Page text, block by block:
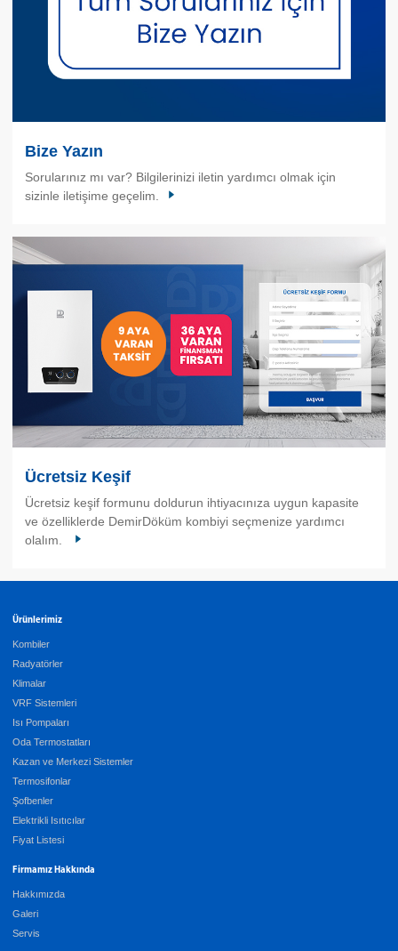
Bize Yazın
Sorularınız mı var? Bilgilerinizi iletin yardımcı olmak için
sizinle iletişime geçelim.
Ücretsiz Keşif
Ücretsiz keşif formunu doldurun ihtiyacınıza uygun kapasite
ve özelliklerde DemirDöküm kombiyi seçmenize yardımcı
olalım.
Ürünlerimiz
Kombiler
Radyatörler
Klimalar
VRF Sistemleri
Isı Pompaları
Oda Termostatları
Kazan ve Merkezi Sistemler
Termosifonlar
Şofbenler
Elektrikli Isıtıcılar
Fiyat Listesi
Firmamız Hakkında
Hakkımızda
Galeri
Servis